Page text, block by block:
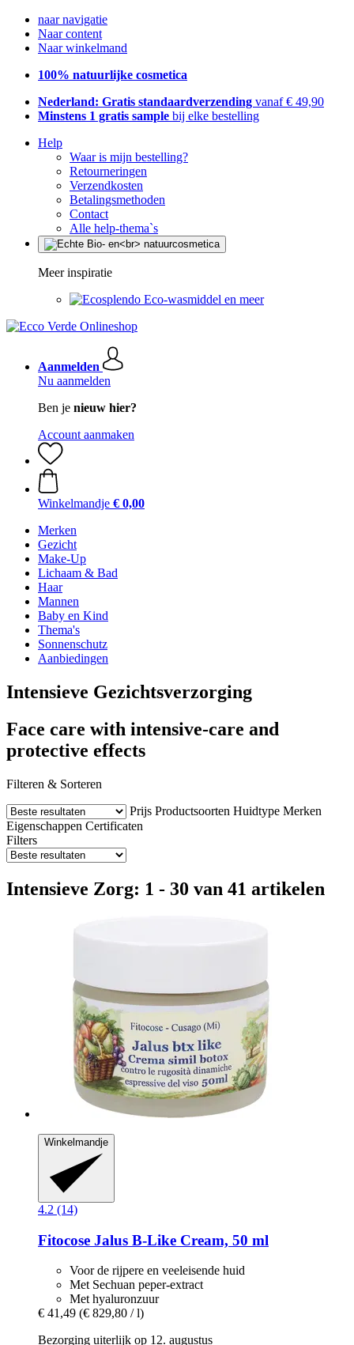
naar navigatie
Naar content
Naar winkelmand
100% natuurlijke cosmetica
Nederland: Gratis standaardverzending vanaf € 49,90
Minstens 1 gratis sample bij elke bestelling
Help
Waar is mijn bestelling?
Retourneringen
Verzendkosten
Betalingsmethoden
Contact
Alle help-thema`s
Meer inspiratie
Eco-wasmiddel en meer
Aanmelden
Nu aanmelden
Ben je nieuw hier?
Account aanmaken
Winkelmandje € 0,00
Merken
Gezicht
Make-Up
Lichaam & Bad
Haar
Mannen
Baby en Kind
Thema's
Sonnenschutz
Aanbiedingen
Intensieve Gezichtsverzorging
Face care with intensive-care and
protective effects
Filteren & Sorteren
Prijs Productsoorten Huidtype Merken
Eigenschappen Certificaten
Filters
Intensieve Zorg: 1 - 30 van 41 artikelen
Winkelmandje
4.2 (14)
Fitocose Jalus B-​Like Cream, 50 ml
Voor de rijpere en veeleisende huid
Met Sechuan peper-extract
Met hyaluronzuur
€ 41,49 (€ 829,80 / l)
Bezorging uiterlijk op 12. augustus